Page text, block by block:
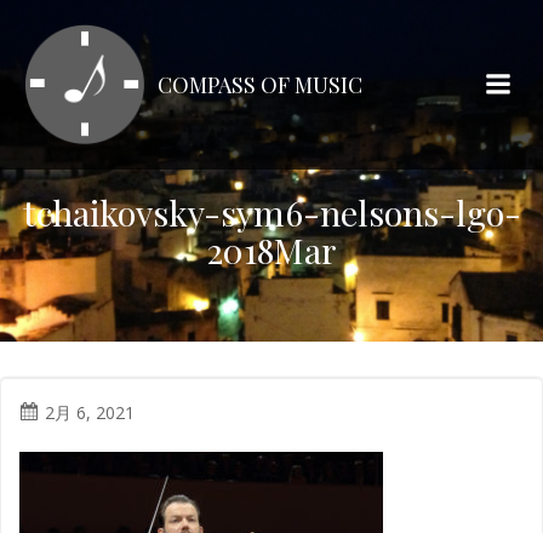
テ
ン
ツ
ス
キ
ッ
プ
COMPASS OF MUSIC
tchaikovsky-sym6-nelsons-lgo-
2018Mar
2月 6, 2021